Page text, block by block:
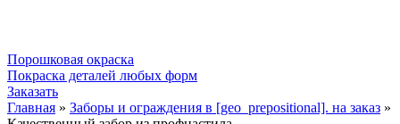
Порошковая окраска
Покраска деталей любых форм
Заказать
Главная » Заборы и ограждения в [geo_prepositional]. на заказ »